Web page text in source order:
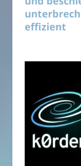
effizient